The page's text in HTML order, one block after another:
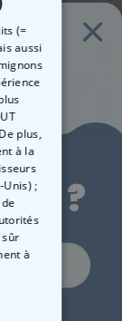
avec
(=
aussi
plus,
à la
;
sûr
à
?